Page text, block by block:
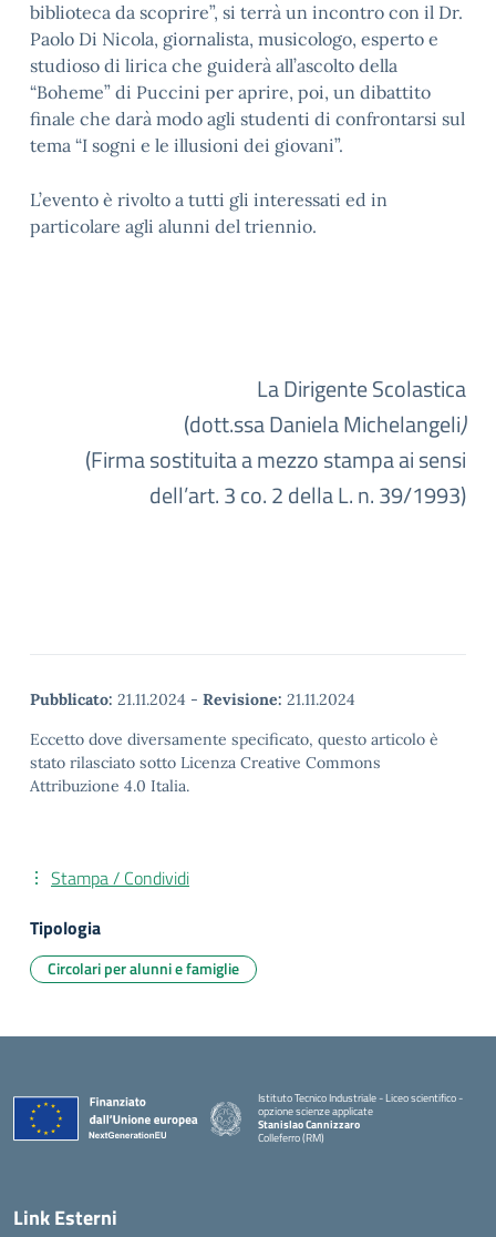
biblioteca da scoprire”, si terrà un incontro con il Dr.
Paolo Di Nicola, giornalista, musicologo, esperto e
studioso di lirica che guiderà all’ascolto della
“Boheme” di Puccini per aprire, poi, un dibattito
finale che darà modo agli studenti di confrontarsi sul
tema “I sogni e le illusioni dei giovani”.
L’evento è rivolto a tutti gli interessati ed in
particolare agli alunni del triennio.
La Dirigente Scolastica
(dott.ssa Daniela Michelangeli)
(Firma sostituita a mezzo stampa ai sensi
dell’art. 3 co. 2 della L. n. 39/1993)
Pubblicato: 21.11.2024 - Revisione: 21.11.2024
Eccetto dove diversamente specificato, questo articolo è
stato rilasciato sotto Licenza Creative Commons
Attribuzione 4.0 Italia.
Stampa / Condividi
Tipologia
Circolari per alunni e famiglie
Istituto Tecnico Industriale - Liceo scientifico -
opzione scienze applicate
Stanislao Cannizzaro
Colleferro (RM)
Link Esterni